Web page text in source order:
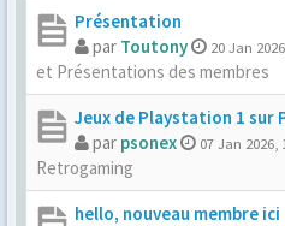
Présentation
par Toutony 20 Jan
et Présentations des membres
Jeux de Playstation 1 sur
par psonex 07 Jan 2026,
Retrogaming
hello, nouveau membre ici